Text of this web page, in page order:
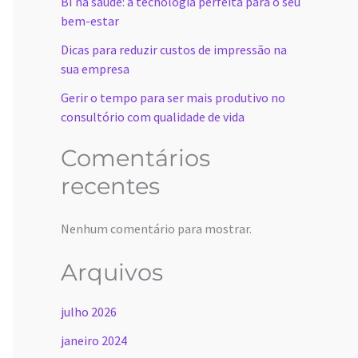
bem-estar
Dicas para reduzir custos de impressão na
sua empresa
Gerir o tempo para ser mais produtivo no
consultório com qualidade de vida
Comentários
recentes
Nenhum comentário para mostrar.
Arquivos
julho 2026
janeiro 2024